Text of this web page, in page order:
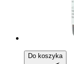
Do koszyka